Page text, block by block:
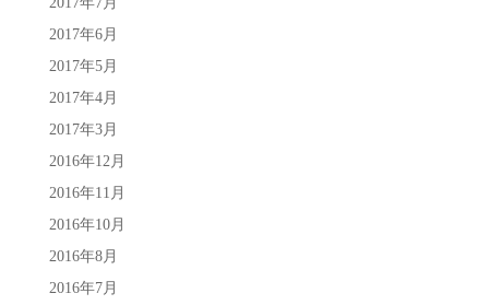
2017年6月
2017年5月
2017年4月
2017年3月
2016年12月
2016年11月
2016年10月
2016年8月
2016年7月